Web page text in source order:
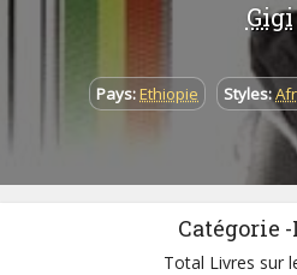
Gigi
Pays:Ethiopie Styles:
Catégorie
Total Livres sur